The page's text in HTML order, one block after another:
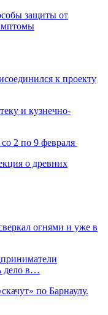
защиты от
к проекту
и кузнечно-
2 по 9 февраля
о древних
огнями и уже в
дело в…
по Барнаулу.